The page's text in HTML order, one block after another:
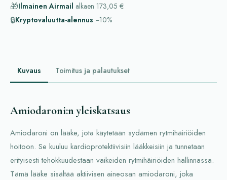
🎁Ilmainen Airmail alkaen 173,05 €
🔒Kryptovaluutta-alennus −10%
Kuvaus Toimitus ja palautukset
Amiodaroni:n yleiskatsaus
Amiodaroni on lääke, jota käytetään sydämen rytmihäiriöiden
hoitoon. Se kuuluu kardioprotektiivisiin lääkkeisiin ja tunnetaan
erityisesti tehokkuudestaan vaikeiden rytmihäiriöiden hallinnassa.
Tämä lääke sisältää aktiivisen aineosan amiodaroni, joka